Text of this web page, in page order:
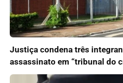
Justiça condena três
assassinato em “tribunal do